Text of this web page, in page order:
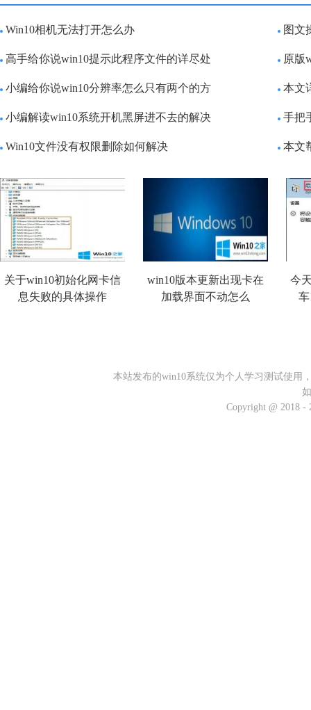
Win10相机无法打开怎么办 图文
高手给你说win10提示此程序文件的详尽处 原版
小编给你说win10分辨率怎么只有两个的方 本文
小编解读win10系统开机黑屏进不去的解决 手把
Win10文件没有权限删除如何解决 本文
关于win10初始化网卡信
息失败的具体操作
win10版本更新出现卡在
加载界面不动怎么
今
本站发布的win10系统仅为个人学习测试使用
Copyright @ 2018